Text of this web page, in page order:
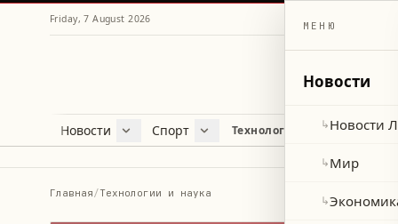
Friday, 7 August 2026
Новости
Новости ЛиванаСпорт
Футбол
Технологии и наука
Главная/Технологии и наука
МЕНЮ
Новости
↳Новости
↳Мир
↳